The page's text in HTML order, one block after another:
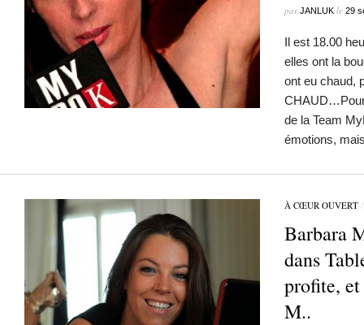
parJANLUK le 29
Il est 18.00
elles ont la
ont eu chaud,
CHAUD…Pour
de la Team
émotions,
À CŒUR OUVERT
Barbara
dans
profite,
M..